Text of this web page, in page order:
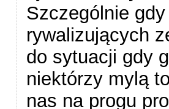
Szczególnie
rywalizujących
do sytuacji gdy
niektórzy mylą
nas na progu